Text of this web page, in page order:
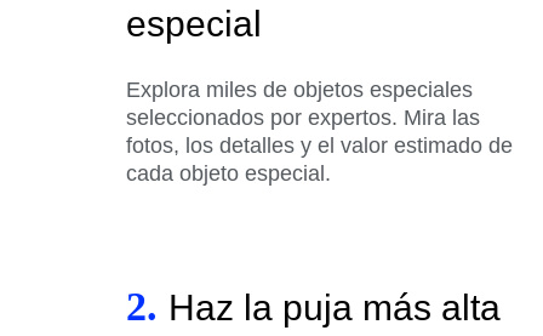
especial
Explora miles de objetos especiales
seleccionados por expertos. Mira las
fotos, los detalles y el valor estimado de
cada objeto especial.
2. Haz la puja más alta